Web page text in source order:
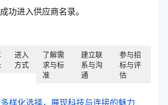
功进入供应商名录。
进入
方式
了解需
求与标
准
建立联
系与沟
通
参与招
标与评
估
样化选择，展现科技与连接的魅力